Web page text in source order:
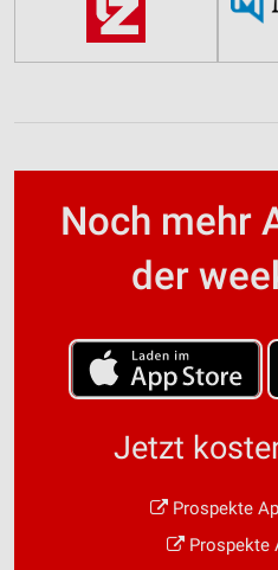
Noch mehr
der
Jetzt
Prospekte
Prospekte